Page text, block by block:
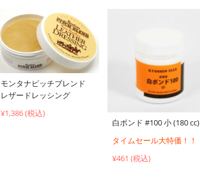
モンタナピッチブレンド
レザードレッシング
¥1,386 (税込)
白ボンド #100 小 (180 cc)
タイムセール大特価！！
¥461 (税込)